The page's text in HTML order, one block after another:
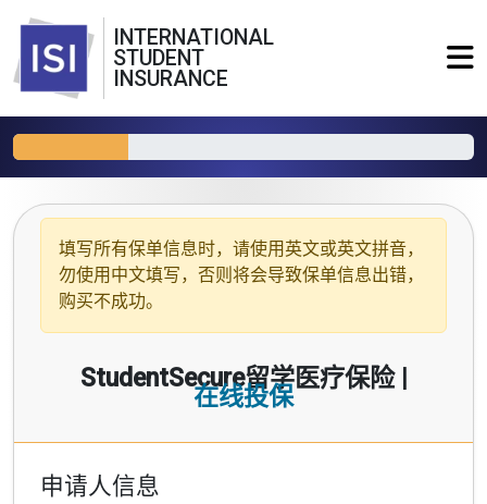
INTERNATIONAL
STUDENT
INSURANCE
填写所有保单信息时，请使用 英文或英文拼音，
勿使用中文填写，否则将会导致保单信息出错，
购买不成功。
StudentSecure留学医疗保险 |
在线投保
申请人信息